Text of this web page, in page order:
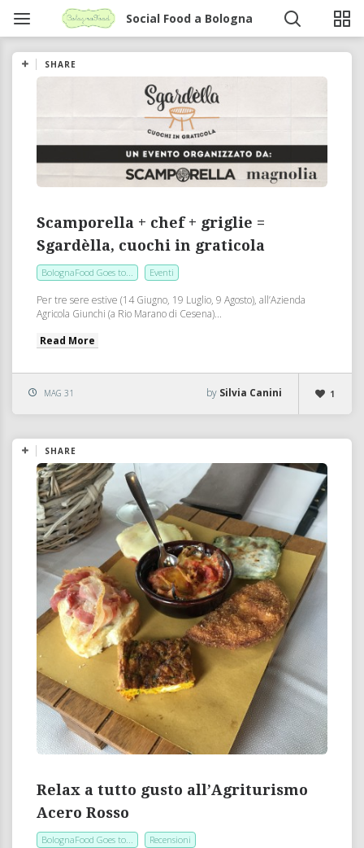
Social Food a Bologna
SHARE
Scamporella + chef + griglie =
Sgardèlla, cuochi in graticola
BolognaFood Goes to... Eventi
Per tre sere estive (14 Giugno, 19 Luglio, 9 Agosto), all’Azienda
Agricola Giunchi (a Rio Marano di Cesena)...
Read More
MAG 31 1
by Silvia Canini
SHARE
Relax a tutto gusto all’Agriturismo
Acero Rosso
BolognaFood Goes to... Recensioni